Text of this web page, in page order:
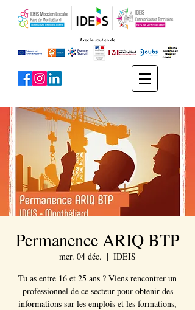
Permanence ARIQ BTP
mer. 04 déc.
  |
IDEIS
Tu as entre 16 et 25 ans ? Viens rencontrer un
professionnel de ce secteur pour obtenir des
informations sur les emplois et les formations,